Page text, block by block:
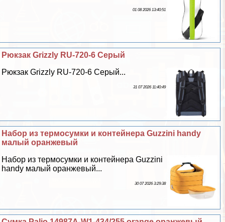
01 08 2026 13:40:51
Рюкзак Grizzly RU-720-6 Серый
Рюкзак Grizzly RU-720-6 Серый...
31 07 2026 11:40:49
Набор из термосумки и контейнера Guzzini handy
малый оранжевый
Набор из термосумки и контейнера Guzzini
handy малый оранжевый...
30 07 2026 3:29:38